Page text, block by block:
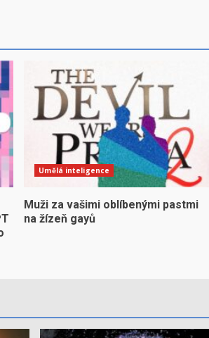
Umělá inteligence
Muži za vašimi oblíbenými pastmi
na žízeň gayů